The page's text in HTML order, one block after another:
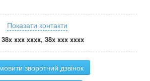
Показати контакти
38x xxx xxxx, 38x xxx xxxx
зворотний дзвінок